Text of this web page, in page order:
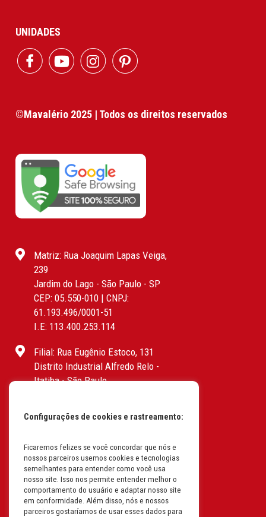
UNIDADES
©Mavalério 2025 | Todos os direitos reservados
Matriz: Rua Joaquim Lapas Veiga,
239
Jardim do Lago - São Paulo - SP
CEP: 05.550-010 | CNPJ:
61.193.496/0001-51
I.E: 113.400.253.114
Filial: Rua Eugênio Estoco, 131
Distrito Industrial Alfredo Relo -
Itatiba - São Paulo
I.E: 382.096.357.1147
Filial: Av. Odila Chaves Rodrigues,
1277
Parque industrial RM - Condomínio
Therapark - Jundiaí - São Paulo
CEP: 13.213-087 | CNPJ:
Configurações de cookies e rastreamento:
Ficaremos felizes se você concordar que nós e
nossos parceiros usemos cookies e tecnologias
semelhantes para entender como você usa
nosso site. Isso nos permite entender melhor o
comportamento do usuário e adaptar nosso site
em conformidade. Além disso, nós e nossos
parceiros gostaríamos de usar esses dados para